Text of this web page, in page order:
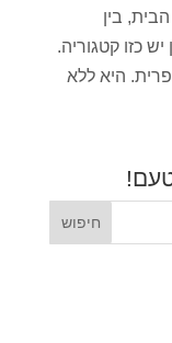
בין
כזו קטגוריה.
היא ללא